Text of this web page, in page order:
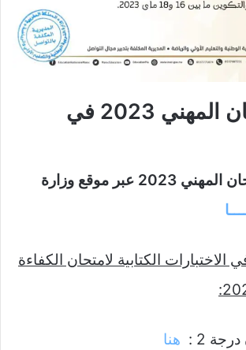
نتائج الامتحان المهني 2023 في
رابط نتائج الامتحان المهني 2023 عبر موقع وزارة
الاختبارات الكتابية لامتحان الكفاءة
2 : هنا